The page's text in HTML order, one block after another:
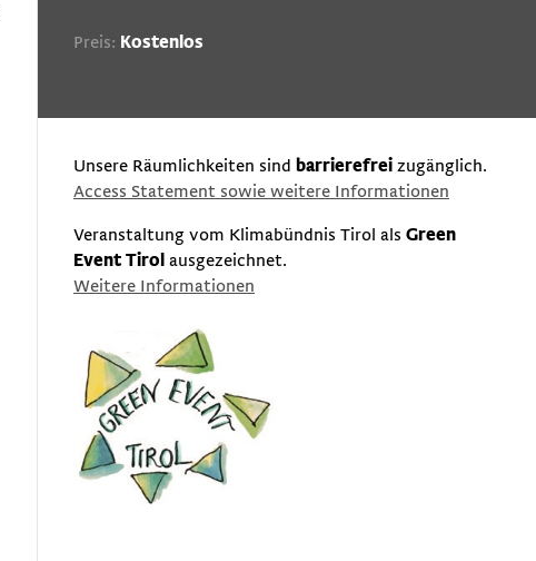
Preis: Kostenlos
Unsere Räumlichkeiten sind barrierefrei zugänglich.
Access Statement sowie weitere Informationen
Veranstaltung vom Klimabündnis Tirol als Green
Event Tirol ausgezeichnet.
Weitere Informationen